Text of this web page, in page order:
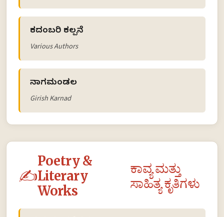
ಕದಂಬರಿ ಕಲ್ಪನೆ
Various Authors
ನಾಗಮಂಡಲ
Girish Karnad
✍️
Poetry &
Literary
Works
ಕಾವ್ಯ ಮತ್ತು
ಸಾಹಿತ್ಯ ಕೃತಿಗಳು